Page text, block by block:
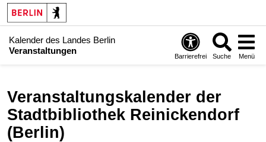
Kalender des Landes Berlin
Veranstaltungen
Barrierefrei Suche Menü
Veranstaltungskalender der
Stadtbibliothek Reinickendorf
(Berlin)